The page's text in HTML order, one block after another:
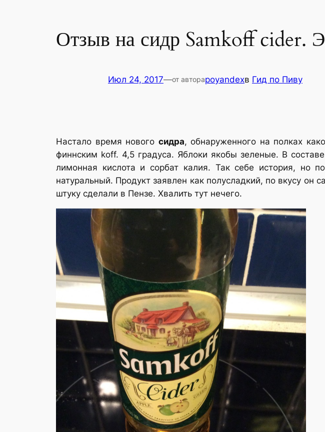
Отзыв на сидр Samkoff cider.
Июл 24, 2017—от автораpoyandexв Гид по Пиву
Настало время нового сидра, обнаруженного на полках
финнским koff. 4,5 градуса. Яблоки якобы зеленые. В
лимонная кислота и сорбат калия. Так себе история, но
натуральный. Продукт заявлен как полусладкий, по вкусу он
штуку сделали в Пензе. Хвалить тут нечего.